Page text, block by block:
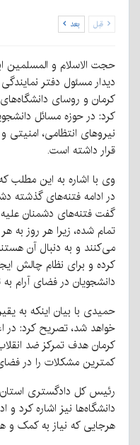
قبل بعد
دیدار مسئول دفتر
کرمان و روسای
کرد: در حوزه مسائل
نیروهای انتظامی،
قرار داشته است.
وی با اشاره به این مطلب
در ادامه فتنه‌های گذشته
گفت فتنه‌های دشمنان
تمام شده، زیرا هر روز به
می‌کنند و به دنبال آن
کرده و برای نظام چالش
دانشجویان در فضای آرام
حمیدی با بیان اینکه به
خواهد شد، تصریح کرد: در
کرمان هدف تمرکز ضد
کمترین مشکلات را در
رئیس کل دادگستری استان
دانشگاه‌ها نیز اشاره کرد و
هرجایی که نیاز به کمک و